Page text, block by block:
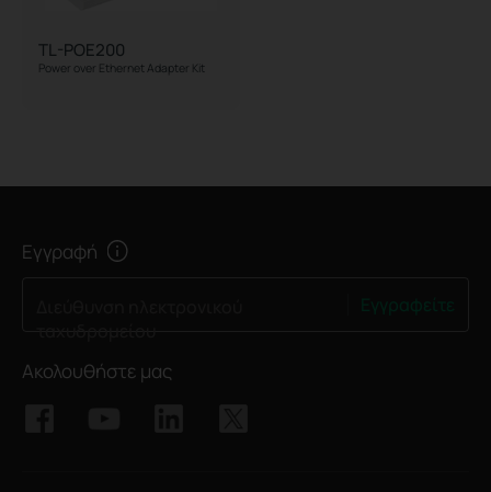
TL-POE200
Power over Ethernet Adapter Kit
Εγγραφή
Ακολουθήστε μας